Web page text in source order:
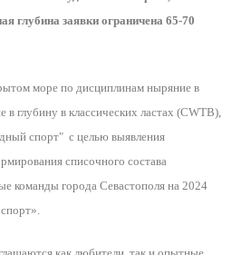
глубина заявки ограничена 65-70
море по дисциплинам ныряние в
в глубину в классических ластах (CWTB),
спорт" с целью выявления
списочного состава
команды города Севастополя на 2024